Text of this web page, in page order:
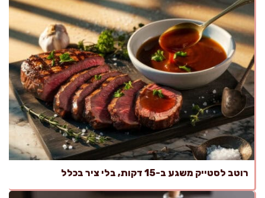
רוטב לסטייק משגע ב-15 דקות, בלי ציר בכלל